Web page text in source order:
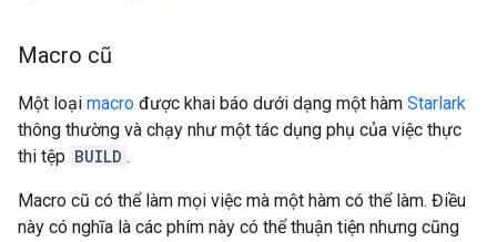
Macro cũ
Một loại macro được khai báo dưới dạng một hàm Starlark
thông thường và chạy như một tác dụng phụ của việc thực
thi tệp BUILD .
Macro cũ có thể làm mọi việc mà một hàm có thể làm. Điều
này có nghĩa là các phím này có thể thuận tiện nhưng cũng